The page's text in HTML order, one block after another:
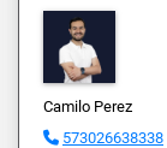
Camilo Perez
573026638338